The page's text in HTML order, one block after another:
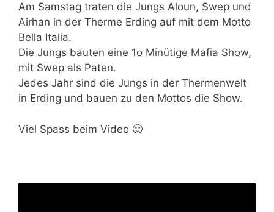
Am Samstag traten die Jungs Aloun, Swep und
Airhan in der Therme Erding auf mit dem Motto
Bella Italia.
Die Jungs bauten eine 1o Minütige Mafia Show,
mit Swep als Paten.
Jedes Jahr sind die Jungs in der Thermenwelt
in Erding und bauen zu den Mottos die Show.
Viel Spass beim Video 🙂